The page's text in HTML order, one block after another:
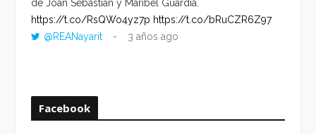
de Joan Sebastián y Maribel Guardia.
https://t.co/RsQWo4yz7p https://t.co/bRuCZR6Z97
@REANayarit
3 años ago
Facebook